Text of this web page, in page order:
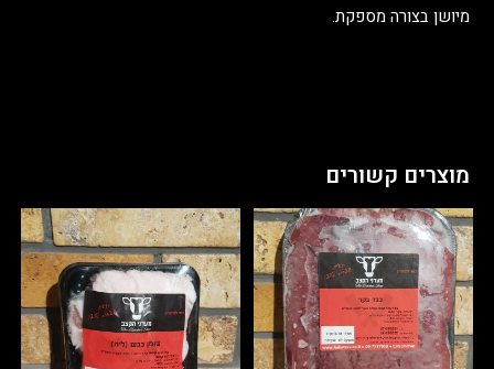
מיושן בצורה מספקת.
מוצרים קשורים